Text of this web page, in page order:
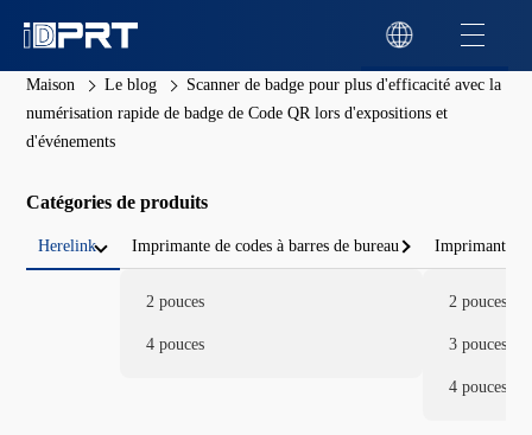
Maison Le blog
Scanner de badge pour plus d'efficacité avec la
numérisation rapide de badge de Code QR lors d'expositions et
d'événements
Catégories de produits
Herelink Imprimante de codes à barres de bureau
2 pouces
4 pouces
Imprimante
2 pouces
3 pouces
4 pouces